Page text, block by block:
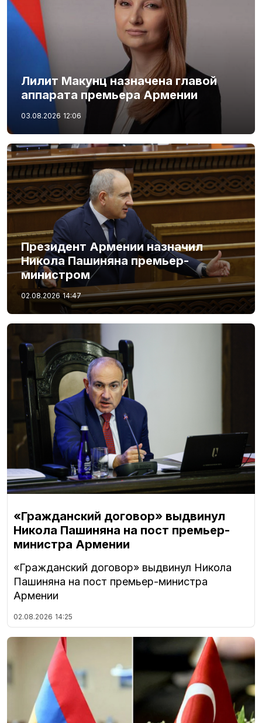
Лилит Макунц назначена главой
аппарата премьера Армении
03.08.2026 12:06
Президент Армении назначил
Никола Пашиняна премьер-
министром
02.08.2026 14:47
«Гражданский договор» выдвинул
Никола Пашиняна на пост премьер-
министра Армении
«Гражданский договор» выдвинул Никола
Пашиняна на пост премьер-министра
Армении
02.08.2026 14:25